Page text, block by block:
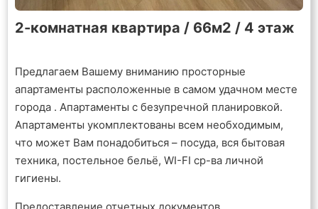
2-комнатная квартира / 66м2 / 4 этаж
Предлагаем Вашему вниманию просторные
апартаменты расположенные в самом удачном месте
города . Апартаменты с безупречной планировкой.
Апартаменты укомплектованы всем необходимым,
что может Вам понадобиться – посуда, вся бытовая
техника, постельное бельё, WI-FI ср-ва личной
гигиены.